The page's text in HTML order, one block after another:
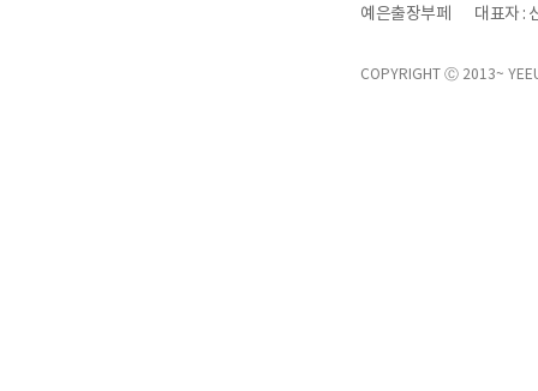
예은출장부페 대표자 :
COPYRIGHT Ⓒ 2013~